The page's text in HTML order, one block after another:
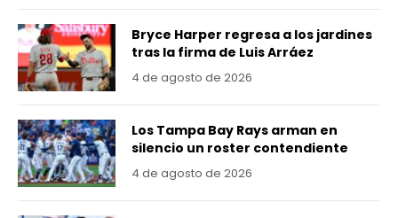
Bryce Harper regresa a los jardines
tras la firma de Luis Arráez
4 de agosto de 2026
Los Tampa Bay Rays arman en
silencio un roster contendiente
4 de agosto de 2026